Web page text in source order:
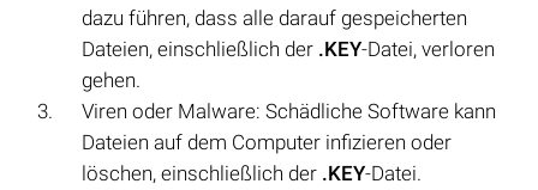
dazu führen, dass alle darauf gespeicherten
Dateien, einschließlich der .KEY-Datei, verloren
gehen.
Viren oder Malware: Schädliche Software kann
Dateien auf dem Computer infizieren oder
löschen, einschließlich der .KEY-Datei.